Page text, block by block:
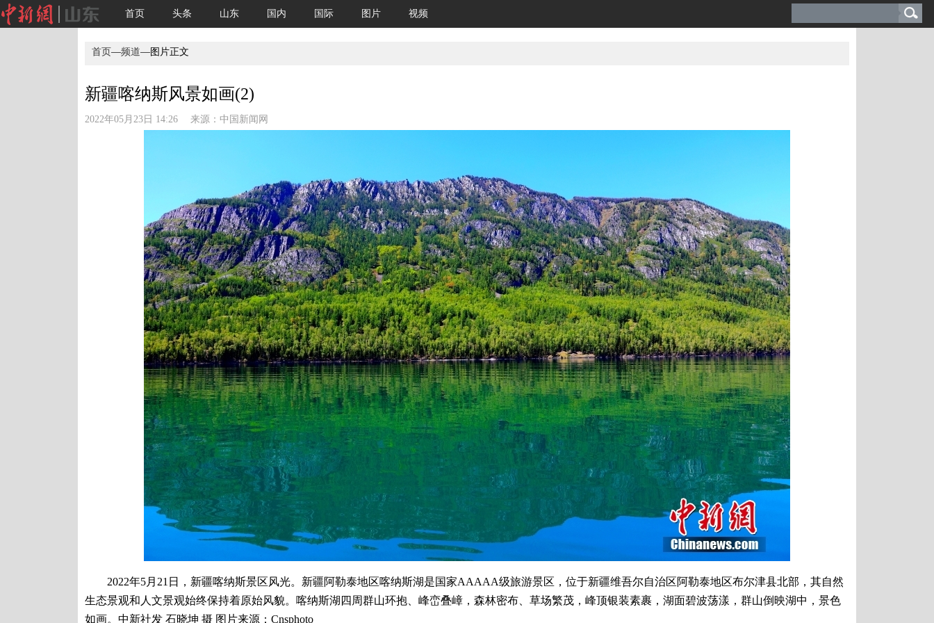
首页 头条 山东 国内 国际 图片 视频
首页—频道—图片正文
新疆喀纳斯风景如画(2)
2022年05月23日 14:26 来源： 中国新闻网
2022年5月21日，新疆喀纳斯景区风光。新疆阿勒泰地区喀纳斯湖是国家AAAAA级旅游景区，位于新疆维吾尔自治区阿勒泰地区布尔津县北部，其自然
生态景观和人文景观始终保持着原始风貌。喀纳斯湖四周群山环抱、峰峦叠嶂，森林密布、草场繁茂，峰顶银装素裹，湖面碧波荡漾，群山倒映湖中，景色
如画。中新社发 石晓坤 摄 图片来源：Cnsphoto